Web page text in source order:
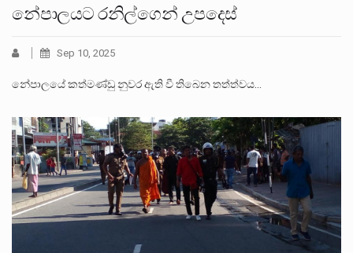
නේපාලයට රනිල්ගෙන් උපදෙස්
Sep 10, 2025
නේපාලයේ කත්මණ්ඩු නුවර ඇති වී තිබෙන තත්ත්වය…